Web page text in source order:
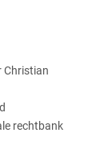
Christian
rechtbank